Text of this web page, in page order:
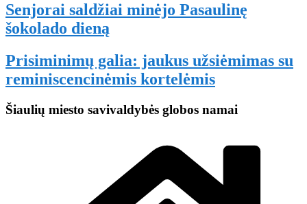
Senjorai saldžiai minėjo Pasaulinę
šokolado dieną
Prisiminimų galia: jaukus užsiėmimas su
reminiscencinėmis kortelėmis
Šiaulių miesto savivaldybės globos namai